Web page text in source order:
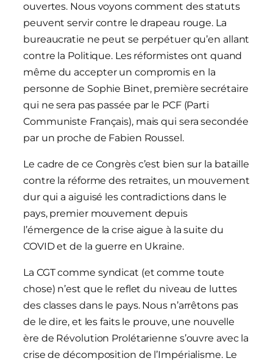
ouvertes. Nous voyons comment des statuts
peuvent servir contre le drapeau rouge. La
bureaucratie ne peut se perpétuer qu’en allant
contre la Politique. Les réformistes ont quand
même du accepter un compromis en la
personne de Sophie Binet, première secrétaire
qui ne sera pas passée par le PCF (Parti
Communiste Français), mais qui sera secondée
par un proche de Fabien Roussel.
Le cadre de ce Congrès c’est bien sur la bataille
contre la réforme des retraites, un mouvement
dur qui a aiguisé les contradictions dans le
pays, premier mouvement depuis
l’émergence de la crise aigue à la suite du
COVID et de la guerre en Ukraine.
La CGT comme syndicat (et comme toute
chose) n’est que le reflet du niveau de luttes
des classes dans le pays. Nous n’arrêtons pas
de le dire, et les faits le prouve, une nouvelle
ère de Révolution Prolétarienne s’ouvre avec la
crise de décomposition de l’Impérialisme. Le